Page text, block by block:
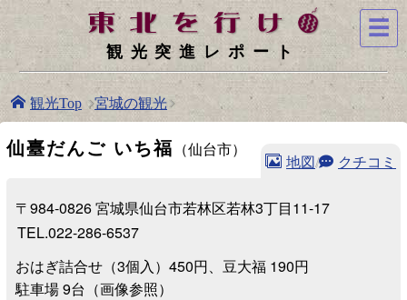
観光突進レポート
観光Top 宮城の観光
仙臺だんご いち福 （仙台市）
地図/ クチコミ
〒984-0826 宮城県仙台市若林区若林3丁目11-17
TEL.022-286-6537
おはぎ詰合せ（3個入）450円、豆大福 190円
駐車場 9台（画像参照）
☰